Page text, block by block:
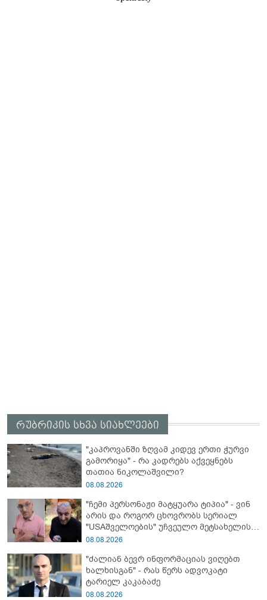
რუბრიკის სხვა სიახლეები
"კაპროვანში ზღვამ კიდევ ერთი ჭურვი
გამორიყა" - რა კადრებს აქვეყნებს
თათია ნიკოლაშვილი?
08.08.2026
"ჩემი პერსონაჟი მატყუარა ტიპია" - ვინ
არის და როგორ ცხოვრობს სერიალ
"USAშველოების" უჩვეულო მეტსახელის
მქონე პოპულარული გმირი რეალურ
08.08.2026
"ძალიან ბევრ ინფორმაციას ვიღებთ
ხალხისგან" - რას წერს ადვოკატი
ტარიელ კაკაბაძე
08.08.2026